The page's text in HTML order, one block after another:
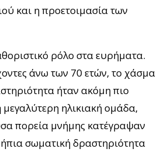
και η προετοιμασία των
ρόλο στα ευρήματα.
άνω των 70 ετών, το χάσμα
ήταν ακόμη πιο
μεγαλύτερη ηλικιακή ομάδα,
πορεία μνήμης κατέγραψαν
σωματική δραστηριότητα